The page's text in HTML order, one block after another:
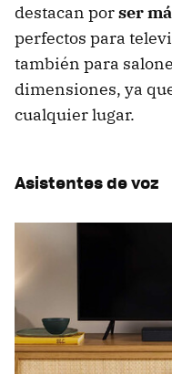
destacan porser
perfectos para
también para
dimensiones, ya
cualquier lugar.
Asistentes de voz